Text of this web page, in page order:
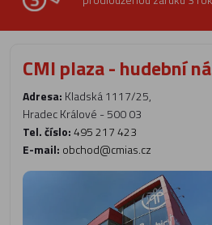
CMI plaza - hudební
Adresa: Kladská 1117/25,
Hradec Králové - 500 03
Tel. číslo:495 217 423
E-mail: obchod@cmias.cz